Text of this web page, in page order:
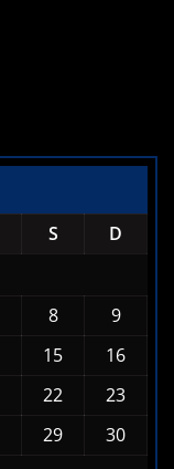
S
D
8
9
15
16
22
23
29
30